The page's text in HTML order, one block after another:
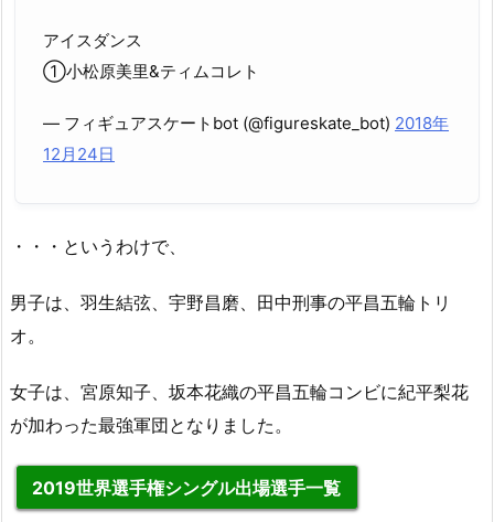
アイスダンス
①小松原美里&ティムコレト
— フィギュアスケートbot (@figureskate_bot) 2018年
12月24日
・・・というわけで、
男子は、羽生結弦、宇野昌磨、田中刑事の平昌五輪トリ
オ。
女子は、宮原知子、坂本花織の平昌五輪コンビに紀平梨花
が加わった最強軍団となりました。
2019世界選手権シングル出場選手一覧